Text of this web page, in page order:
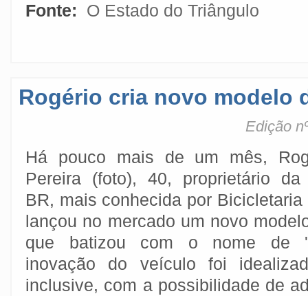
Fonte:
O Estado do Triângulo
Rogério cria novo modelo
Edição
Há pouco mais de um mês,
Pereira (foto), 40, proprietário da
BR, mais conhecida por Bicicletaria
lançou no mercado um novo
que batizou com o nome de
inovação do veículo foi
inclusive, com a possibilidade de